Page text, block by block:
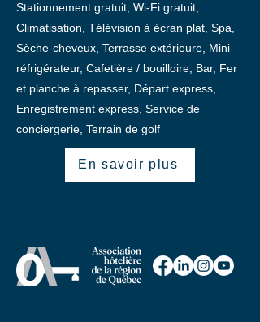
Stationnement gratuit, Wi-Fi gratuit,
Climatisation, Télévision à écran plat, Spa,
Sèche-cheveux, Terrasse extérieure, Mini-
réfrigérateur, Cafetière / bouilloire, Bar, Fer
et planche à repasser, Départ express,
Enregistrement express, Service de
conciergerie, Terrain de golf
En savoir plus